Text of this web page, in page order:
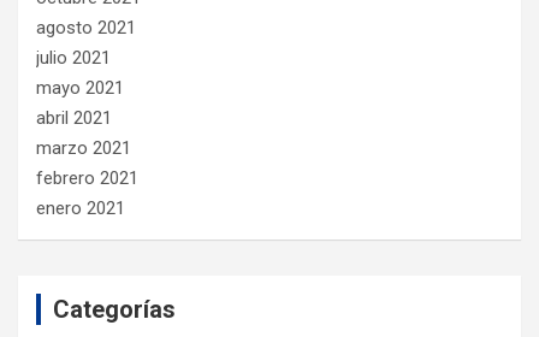
agosto 2021
julio 2021
mayo 2021
abril 2021
marzo 2021
febrero 2021
enero 2021
Categorías